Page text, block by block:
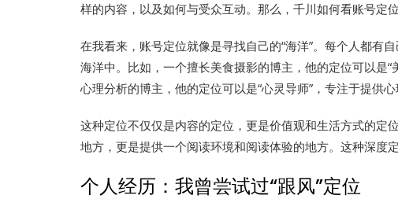
样的内容，以及如何与受众互动。那么，千川如何看账号定
在我看来，账号定位就像是寻找自己的“海洋”。每个人都有
海洋中。比如，一个擅长美食摄影的博主，他的定位可以是
心理分析的博主，他的定位可以是“心灵导师”，专注于提供心
这种定位不仅仅是内容的定位，更是价值观和生活方式的定
地方，更是提供一个阅读环境和阅读体验的地方。这种深度
个人经历：我曾尝试过“跟风”定位